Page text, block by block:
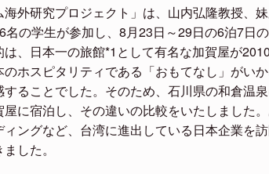
外研究プロジェクト」は、山内弘隆教授、
の学生が参加し、8月23日～29日の6泊7日
、日本一の旅館*1として有名な加賀屋が
ホスピタリティである「おもてなし」がい
ることでした。そのため、石川県の和倉温
に宿泊し、その違いの比較をいたしました
ングなど、台湾に進出している日本企業を訪
した。